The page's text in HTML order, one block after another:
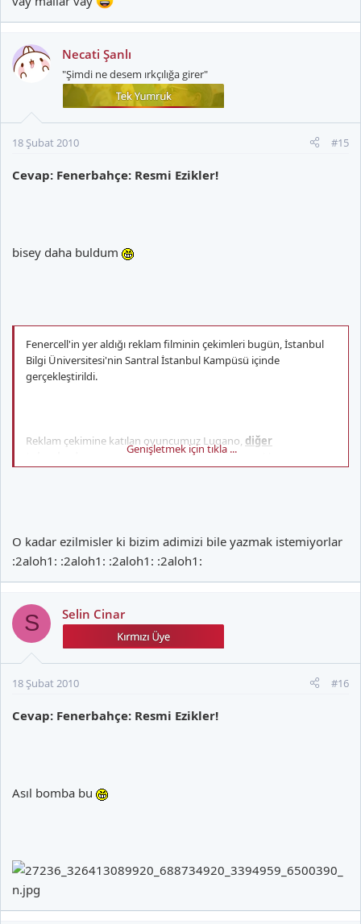
Necati Şanlı
"Şimdi ne desem ırkçılığa girer"
18 Şubat 2010 #15
Cevap: Fenerbahçe: Resmi Ezikler!
bisey daha buldum
Fenercell'in yer aldığı reklam filminin çekimleri bugün, İstanbul
Bilgi Üniversitesi'nin Santral İstanbul Kampüsü içinde
gerçekleştirildi.
Reklam çekimine katılan oyuncumuz Lugano, diğer
takımlardan oyuncularınında katılımı ile gerçekleşen
AVEAinternet sitesi üzerinden takımlarıyla ilgili slogan yazıp,
takımına sevgisini en güzel şekilde ifade eden taraftarlar da
reklam filminde oynama şansı yakaladılar.
Reklam filmi önümüzdeki günlerde TV kanallarında yayınlamaya
başlayacak.
Fenerbahçe Spor Kulübü Resmi Sitesi / Türkiye'nin En
Genişletmek için tıkla ...
O kadar ezilmisler ki bizim adimizi bile yazmak istemiyorlar
:2aloh1: :2aloh1: :2aloh1: :2aloh1:
S Selin Cinar
18 Şubat 2010 #16
Cevap: Fenerbahçe: Resmi Ezikler!
Asıl bomba bu